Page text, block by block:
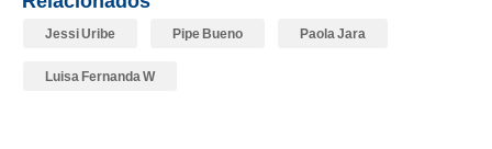
Jessi Uribe Pipe Bueno Paola Jara
Luisa Fernanda W